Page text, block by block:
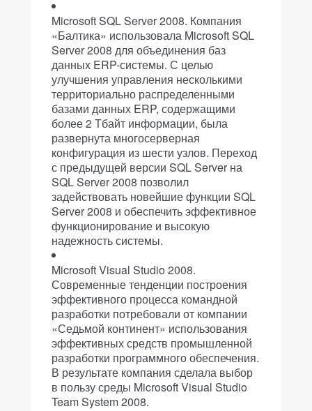
Microsoft SQL Server 2008. Компания
«Балтика» использовала Microsoft SQL
Server 2008 для объединения баз
данных ERP-системы. С целью
улучшения управления несколькими
территориально распределенными
базами данных ERP, содержащими
более 2 Тбайт информации, была
развернута многосерверная
конфигурация из шести узлов. Переход
с предыдущей версии SQL Server на
SQL Server 2008 позволил
задействовать новейшие функции SQL
Server 2008 и обеспечить эффективное
функционирование и высокую
надежность системы.
Microsoft Visual Studio 2008.
Современные тенденции построения
эффективного процесса командной
разработки потребовали от компании
«Седьмой континент» использования
эффективных средств промышленной
разработки программного обеспечения.
В результате компания сделала выбор
в пользу среды Microsoft Visual Studio
Team System 2008.